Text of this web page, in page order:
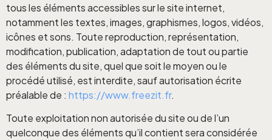
tous les éléments accessibles sur le site internet,
notamment les textes, images, graphismes, logos, vidéos,
icônes et sons. Toute reproduction, représentation,
modification, publication, adaptation de tout ou partie
des éléments du site, quel que soit le moyen ou le
procédé utilisé, est interdite, sauf autorisation écrite
préalable de : https://www.freezit.fr.
Toute exploitation non autorisée du site ou de l’un
quelconque des éléments qu’il contient sera considérée